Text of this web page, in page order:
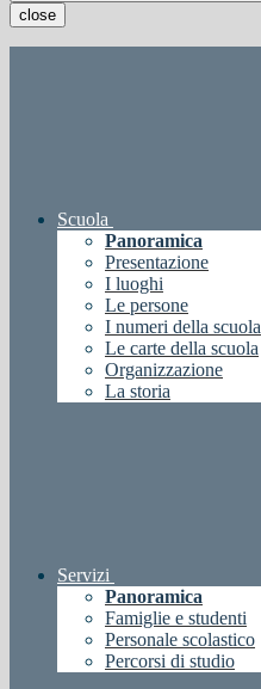
close
Scuola
Panoramica
Presentazione
I luoghi
Le persone
I numeri della scuola
Le carte della scuola
Organizzazione
La storia
Servizi
Panoramica
Famiglie e studenti
Personale scolastico
Percorsi di studio